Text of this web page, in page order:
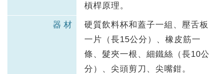
槓桿原理。
器材
硬質飲料杯和蓋子一組、壓舌板
一片（長15公分）、橡皮筋一
條、髮夾一根、細鐵絲（長10公
分）、尖頭剪刀、尖嘴鉗。